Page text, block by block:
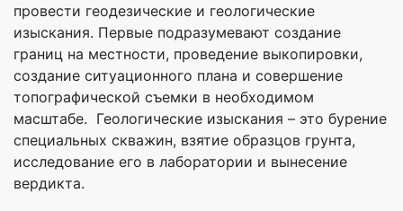
провести геодезические и геологические
изыскания. Первые подразумевают создание
границ на местности, проведение выкопировки,
создание ситуационного плана и совершение
топографической съемки в необходимом
масштабе. Геологические изыскания – это бурение
специальных скважин, взятие образцов грунта,
исследование его в лаборатории и вынесение
вердикта.